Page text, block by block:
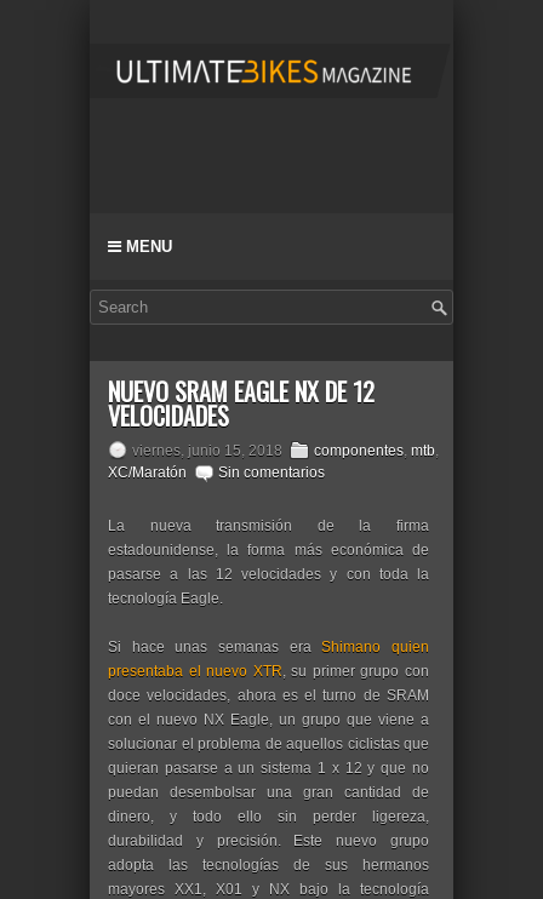
MENU
NUEVO SRAM EAGLE NX DE 12
VELOCIDADES
viernes, junio 15, 2018 componentes, mtb,
XC/Maratón
Sin comentarios
La nueva transmisión de la firma
estadounidense, la forma más económica de
pasarse a las 12 velocidades y con toda la
tecnología Eagle.
Si hace unas semanas eraShimano quien
presentaba el nuevo XTR, su primer grupo con
doce velocidades, ahora es el turno de SRAM
con el nuevo NX Eagle, un grupo que viene a
solucionar el problema de aquellos ciclistas que
quieran pasarse a un sistema 1 x 12 y que no
puedan desembolsar una gran cantidad de
dinero, y todo ello sin perder ligereza,
durabilidad y precisión. Este nuevo grupo
adopta las tecnologías de sus hermanos
mayores XX1, X01 y NX bajo la tecnología